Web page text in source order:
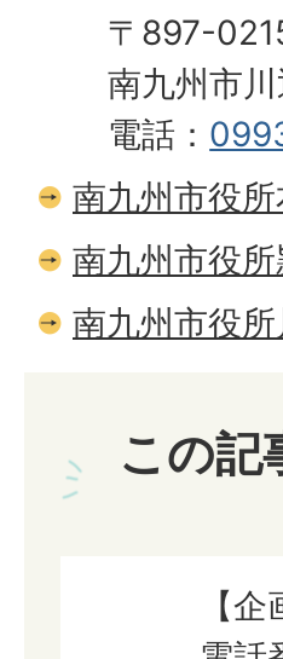
〒897-
南九州市
電話：
南九州市役
南九州市役
南九州市役
この記
【